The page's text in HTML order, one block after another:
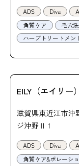
ADS Diva
角質ケア
毛穴
ハーブトリートメン
EILY（エイリー）
滋賀県東近江市沖
ジ沖野Ⅱ 1
ADS Diva
角質ケア&ポレーシ